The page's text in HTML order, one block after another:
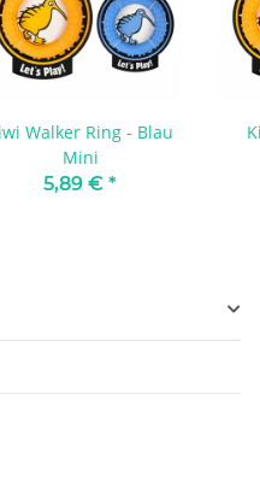
Walker Ring - Blau
Mini
5,89 € *